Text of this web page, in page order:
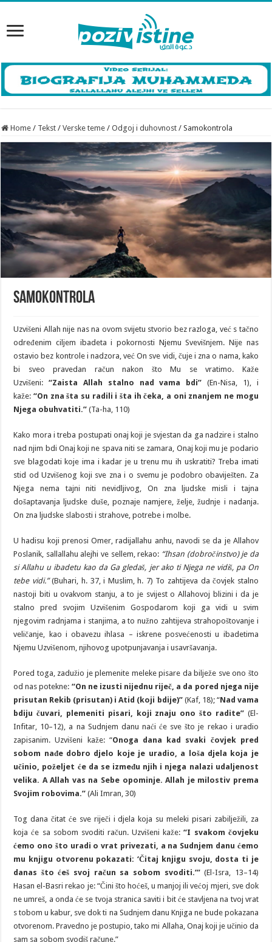
Home / Tekst / Verske teme / Odgoj i duhovnost / Samokontrola
Samokontrola
Uzvišeni Allah nije nas na ovom svijetu stvorio bez razloga, već s tačno
određenim ciljem ibadeta i pokornosti Njemu Svevišnjem. Nije nas
ostavio bez kontrole i nadzora, već On sve vidi, čuje i zna o nama, kako
bi sveo pravedan račun nakon što Mu se vratimo. Kaže
Uzvišeni:“Zaista Allah stalno nad vama bdi”(En-Nisa, 1), i
kaže: “On zna šta su radili i šta ih čeka, a oni znanjem ne mogu
Njega obuhvatiti.”(Ta-ha, 110)
Kako mora i treba postupati onaj koji je svjestan da ga nadzire i stalno
nad njim bdi Onaj koji ne spava niti se zamara, Onaj koji mu je podario
sve blagodati koje ima i kadar je u trenu mu ih uskratiti? Treba imati
stid od Uzvišenog koji sve zna i o svemu je podobro obaviješten. Za
Njega nema tajni niti nevidljivog, On zna ljudske misli i tajna
došaptavanja ljudske duše, poznaje namjere, želje, žudnje i nadanja.
On zna ljudske slabosti i strahove, potrebe i molbe.
U hadisu koji prenosi Omer, radijallahu anhu, navodi se da je Allahov
Poslanik, sallallahu alejhi ve sellem, rekao: “Ihsan (dobročinstvo) je da
si Allahu u ibadetu kao da Ga gledaš, jer ako ti Njega ne vidiš, pa On
tebe vidi.”(Buhari, h. 37, i Muslim, h. 7) To zahtijeva da čovjek stalno
nastoji biti u ovakvom stanju, a to je svijest o Allahovoj blizini i da je
stalno pred svojim Uzvišenim Gospodarom koji ga vidi u svim
njegovim radnjama i stanjima, a to nužno zahtijeva strahopoštovanje i
veličanje, kao i obavezu ihlasa – iskrene posvećenosti u ibadetima
Njemu Uzvišenom, njihovog upotpunjavanja i usavršavanja.
Pored toga, zadužio je plemenite meleke pisare da bilježe sve ono što
od nas potekne: “On ne izusti nijednu riječ, a da pored njega nije
prisutan Rekib (prisutan) i Atid (koji bdije)”(Kaf, 18); “Nad vama
bdiju čuvari, plemeniti pisari, koji znaju ono što radite” (El-
Infitar, 10–12), a na Sudnjem danu naći će sve što je rekao i uradio
zapisanim. Uzvišeni kaže: “Onoga dana kad svaki čovjek pred
sobom nađe dobro djelo koje je uradio, a loša djela koja je
učinio, poželjet će da se između njih i njega nalazi udaljenost
velika. A Allah vas na Sebe opominje. Allah je milostiv prema
Svojim robovima.” (Ali Imran, 30)
Tog dana čitat će sve riječi i djela koja su meleki pisari zabilježili, za
koja će sa sobom svoditi račun. Uzvišeni kaže:“I svakom čovjeku
ćemo ono što uradi o vrat privezati, a na Sudnjem danu ćemo
mu knjigu otvorenu pokazati: ‘Čitaj knjigu svoju, dosta ti je
danas što ćeš svoj račun sa sobom svoditi.’”(El-Isra, 13–14)
Hasan el-Basri rekao je: “Čini što hoćeš, u manjoj ili većoj mjeri, sve dok
ne umreš, a onda će se tvoja stranica saviti i bit će stavljena na tvoj vrat
s tobom u kabur, sve dok ti na Sudnjem danu Knjiga ne bude pokazana
otvorenom. Pravedno je postupio, tako mi Allaha, Onaj koji je učinio da
sam sa sobom svodiš račune.”